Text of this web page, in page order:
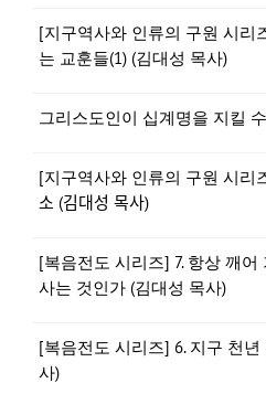
[지구역사와 인류의 구원 시리
는 교훈들(1) (김대성 목사)
그리스도인이 십계명을 지킬
[지구역사와 인류의 구원 시리즈] 9.
소 (김대성 목사)
[복음전도 시리즈] 7. 항상 깨
사는 것인가 (김대성 목사)
[복음전도 시리즈] 6. 지구 천
사)